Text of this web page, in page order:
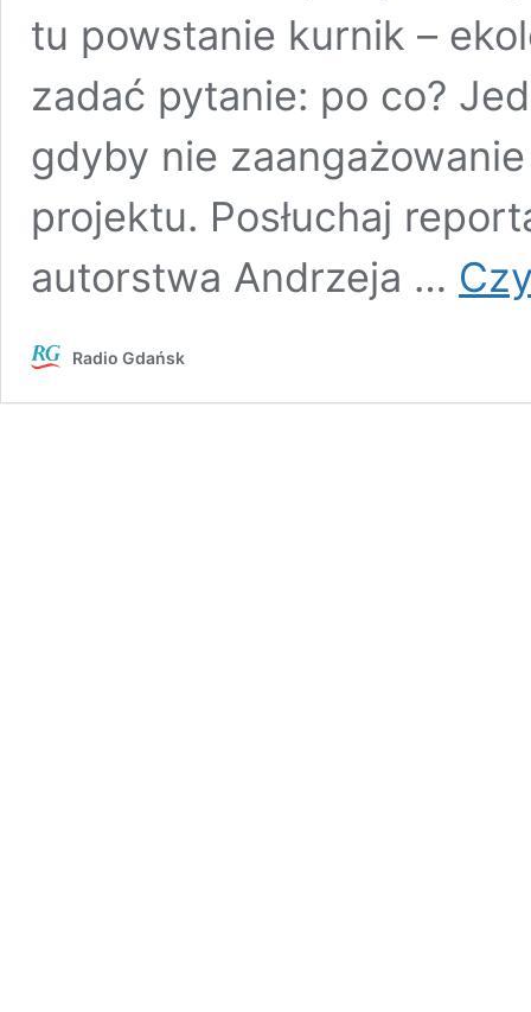
tu powstanie kurnik –
zadać pytanie: po co?
gdyby nie
projektu. Posłuchaj
autorstwa Andrzeja …
Radio Gdańsk